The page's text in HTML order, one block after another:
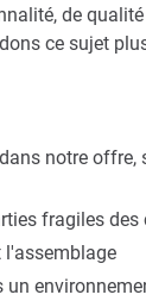
de
ce sujet
notre
fragiles des
l'assemblage